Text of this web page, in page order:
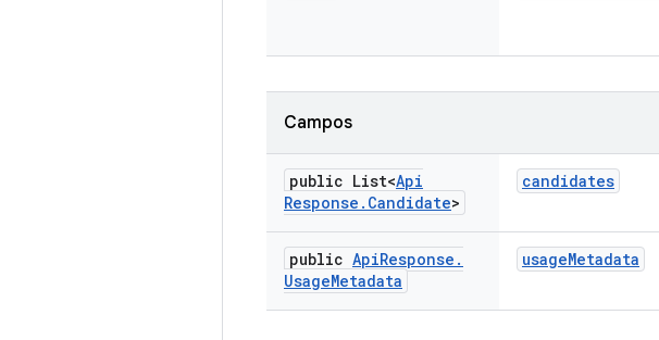
Campos
public List<Api
Response . Candidate>
candidates
public ApiResponse .
UsageMetadata
usageMetadata